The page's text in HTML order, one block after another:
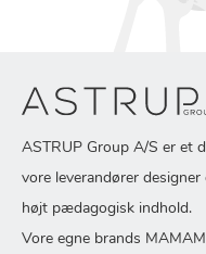
ASTRUP Group A/S er et
vore leverandører
højt pædagogisk indhold.
Vore egne brands